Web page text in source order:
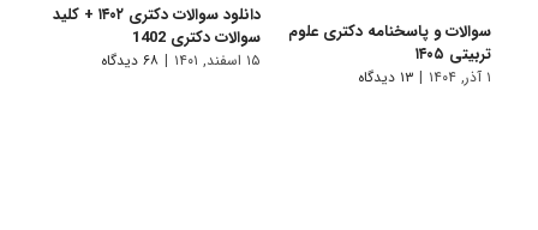
سوالات و پاسخنامه دکتری علوم
تربیتی ۱۴۰۵
۱ آذر, ۱۴۰۴ | ۱۳ دیدگاه
دانلود سوالات دکتری ۱۴۰۲ + کلید
سوالات دکتری 1402
۱۵ اسفند, ۱۴۰۱ | ۶۸ دیدگاه